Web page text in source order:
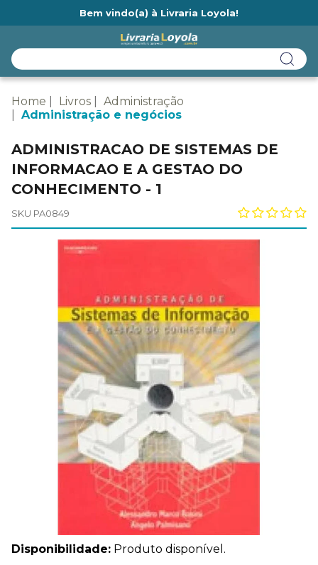
Bem vindo(a) à Livraria Loyola!
Home Livros
Administração
Administração e negócios
ADMINISTRACAO DE SISTEMAS DE
INFORMACAO E A GESTAO DO
CONHECIMENTO - 1
SKU PA0849
Disponibilidade: Produto disponível.